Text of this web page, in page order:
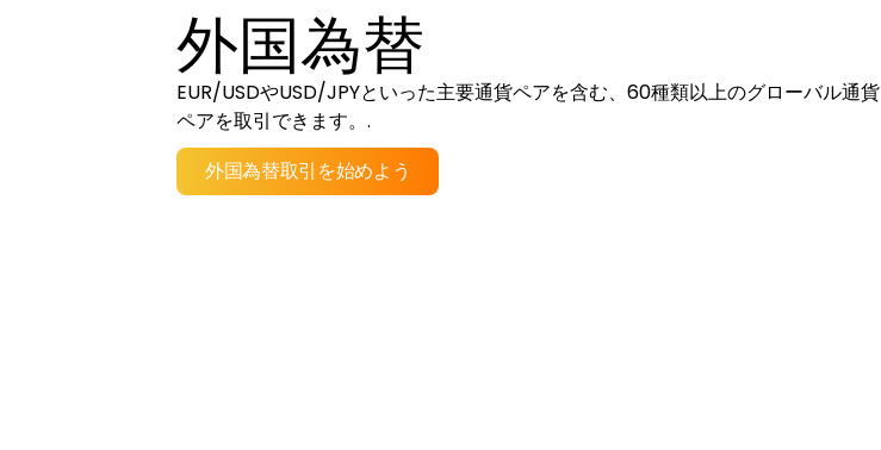
外国為替
EUR/USDやUSD/JPYといった主要通貨ペアを含む、60種類以上のグローバル通貨
ペアを取引できます。.
外国為替取引を始めよう